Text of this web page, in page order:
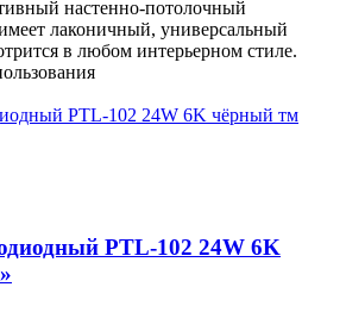
настенно-потолочный
лаконичный, универсальный
в любом интерьерном стиле.
PTL-102 24W 6K